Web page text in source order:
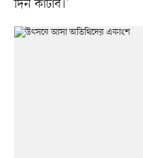
দিন কাটাব।’